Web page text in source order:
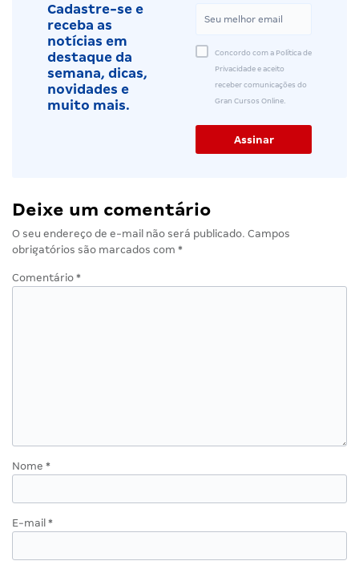
Cadastre-se e
receba as
notícias em
destaque da
semana, dicas,
novidades e
muito mais.
Concordo com a Política de
Privacidade e aceito
receber comunicações do
Gran Cursos Online.
Deixe um comentário
O seu endereço de e-mail não será publicado. Campos
obrigatórios são marcados com *
Comentário *
Nome *
E-mail *